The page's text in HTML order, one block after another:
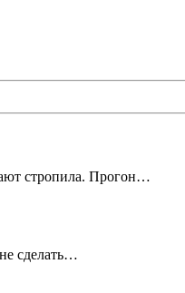
стропила. Прогон…
сделать…